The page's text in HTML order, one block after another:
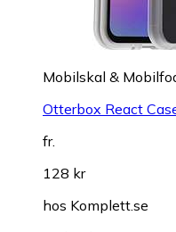
Mobilskal &
Otterbox React
fr.
128 kr
hos Komplett.se